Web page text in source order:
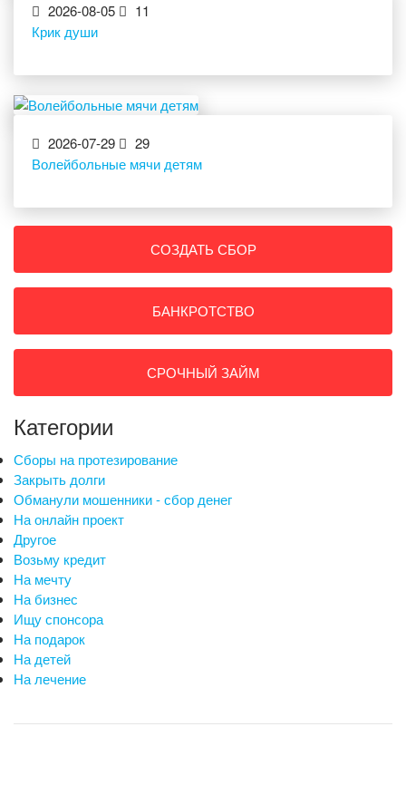
2026-08-05
11
Крик души
2026-07-29
29
Волейбольные мячи детям
СОЗДАТЬ СБОР
БАНКРОТСТВО
СРОЧНЫЙ ЗАЙМ
Категории
Сборы на протезирование
Закрыть долги
Обманули мошенники - сбор денег
На онлайн проект
Другое
Возьму кредит
На мечту
На бизнес
Ищу спонсора
На подарок
На детей
На лечение